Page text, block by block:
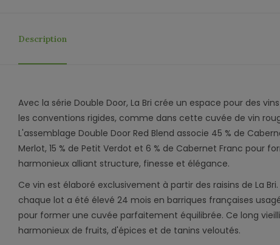
Description
Avec la série Double Door, La Bri crée un espace pour des
les conventions rigides, comme dans cette cuvée de vin
L'assemblage Double Door Red Blend associe 45 % de
Merlot, 15 % de Petit Verdot et 6 % de Cabernet Franc pour
harmonieux alliant structure, finesse et élégance.
Ce vin est élaboré exclusivement à partir des raisins de La
chaque lot a été élevé 24 mois en barriques françaises
pour former une cuvée parfaitement équilibrée. Ce long
harmonieux de fruits, d'épices et de tanins veloutés.